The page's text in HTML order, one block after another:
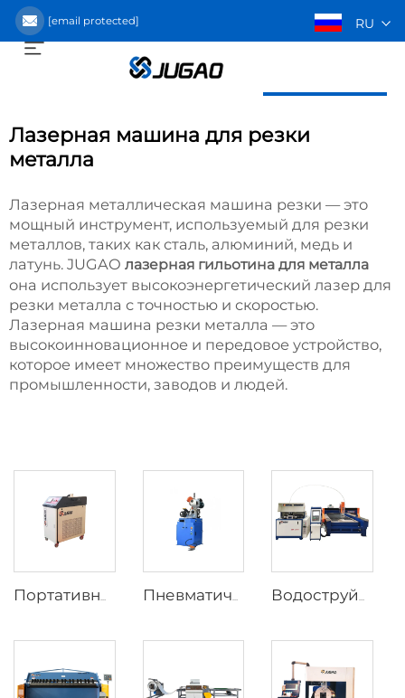
[email protected] RU
Лазерная машина для резки
металла
Лазерная металлическая машина резки — это
мощный инструмент, используемый для резки
металлов, таких как сталь, алюминий, медь и
латунь. JUGAO лазерная гильотина для металла
она использует высокоэнергетический лазер для
резки металла с точностью и скоростью.
Лазерная машина резки металла — это
высокоинновационное и передовое устройство,
которое имеет множество преимуществ для
промышленности, заводов и людей.